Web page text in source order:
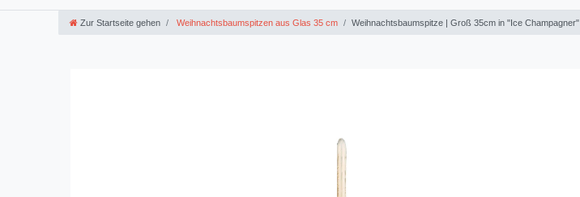
Zur Startseite gehen Weihnachtsbaumspitzen aus Glas 35 cm Weihnachtsbaumspitze | Groß 35cm in "Ice Champagner"